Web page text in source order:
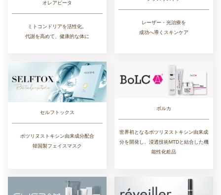
オレアビータ
ミトコンドリアを活性化。
代謝を高めて、健康的な体に
レーザー・光治療を
成功へ導くスキンケア
セルフトックス
ボツリヌストキシン由来成分配合
韓国製フェイスマスク
ボルカ
世界初となるボツリヌストキシン由来成
分を開発し、浸透技術MTDと結合した機
能性化粧品